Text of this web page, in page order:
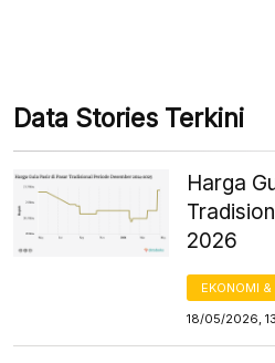
Data Stories Terkini
Harga
2026
EKONOMI &
18/05/2026,